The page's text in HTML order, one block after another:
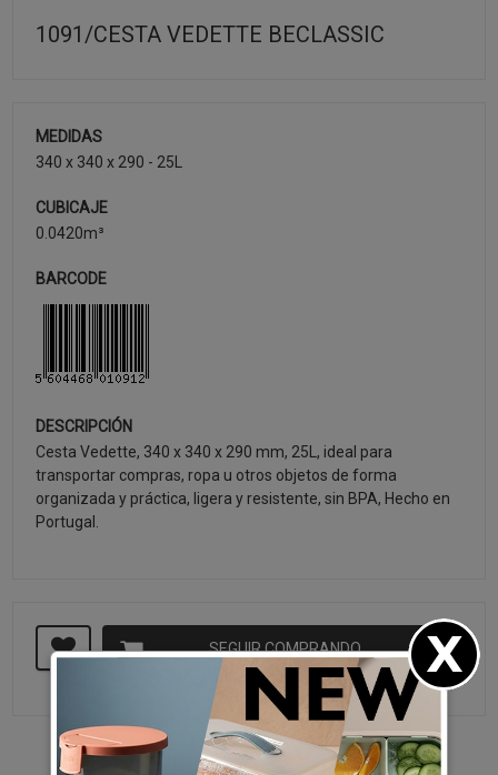
1091/CESTA VEDETTE BECLASSIC
MEDIDAS
340 x 340 x 290 - 25L
CUBICAJE
0.0420m³
BARCODE
DESCRIPCIÓN
Cesta Vedette, 340 x 340 x 290 mm, 25L, ideal para
transportar compras, ropa u otros objetos de forma
organizada y práctica, ligera y resistente, sin BPA, Hecho en
Portugal.
SEGUIR COMPRANDO